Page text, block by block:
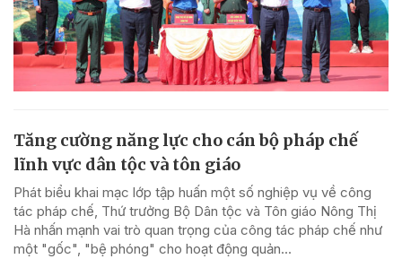
Tăng cường năng lực cho cán bộ pháp chế
lĩnh vực dân tộc và tôn giáo
Phát biểu khai mạc lớp tập huấn một số nghiệp vụ về công
tác pháp chế, Thứ trưởng Bộ Dân tộc và Tôn giáo Nông Thị
Hà nhấn mạnh vai trò quan trọng của công tác pháp chế như
một "gốc", "bệ phóng" cho hoạt động quản...